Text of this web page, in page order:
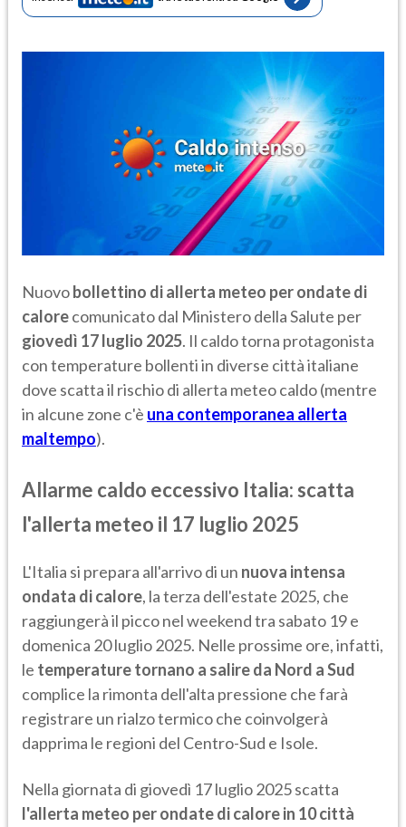
Nuovobollettino di allerta meteo per ondate di
calorecomunicato dal Ministero della Salute per
giovedì 17 luglio 2025. Il caldo torna protagonista
con temperature bollenti in diverse città italiane
dove scatta il rischio di allerta meteo caldo (mentre
in alcune zone c'è una contemporanea allerta
maltempo).
Allarme caldo eccessivo Italia: scatta
l'allerta meteo il 17 luglio 2025
L'Italia si prepara all'arrivo di un nuova intensa
ondata di calore, la terza dell'estate 2025, che
raggiungerà il picco nel weekend tra sabato 19 e
domenica 20 luglio 2025. Nelle prossime ore, infatti,
le temperature tornano a salire da Nord a Sud
complice la rimonta dell'alta pressione che farà
registrare un rialzo termico che coinvolgerà
dapprima le regioni del Centro-Sud e Isole.
Nella giornata di giovedì 17 luglio 2025 scatta
l'allerta meteo per ondate di calore in 10 città